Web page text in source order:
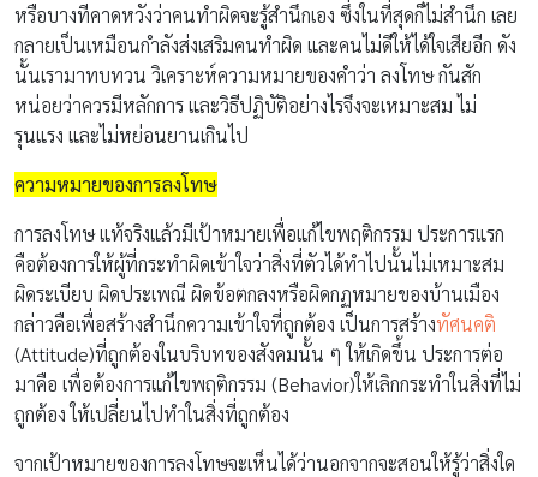
หรือบางทีคาดหวังว่าคนทำผิดจะรู้สำนึกเอง ซึ่งในที่สุดก็ไม่สำนึก เลย
กลายเป็นเหมือนกำลังส่งเสริมคนทำผิด และคนไม่ดีให้ได้ใจเสียอีก ดัง
นั้นเรามาทบทวน วิเคราะห์ความหมายของคำว่า ลงโทษ กันสัก
หน่อยว่าควรมีหลักการ และวิธีปฏิบัติอย่างไรจึงจะเหมาะสม ไม่
รุนแรง และไม่หย่อนยานเกินไป
ความหมายของการลงโทษ
การลงโทษ แท้จริงแล้วมีเป้าหมายเพื่อแก้ไขพฤติกรรม ประการแรก
คือต้องการให้ผู้ที่กระทำผิดเข้าใจว่าสิ่งที่ตัวได้ทำไปนั้นไม่เหมาะสม
ผิดระเบียบ ผิดประเพณี ผิดข้อตกลงหรือผิดกฏหมายของบ้านเมือง
กล่าวคือเพื่อสร้างสำนึกความเข้าใจที่ถูกต้อง เป็นการสร้างทัศนคติ
(Attitude)ที่ถูกต้องในบริบทของสังคมนั้น ๆ ให้เกิดขึ้น ประการต่อ
มาคือ เพื่อต้องการแก้ไขพฤติกรรม (Behavior)ให้เลิกกระทำในสิ่งที่ไม่
ถูกต้อง ให้เปลี่ยนไปทำในสิ่งที่ถูกต้อง
จากเป้าหมายของการลงโทษจะเห็นได้ว่านอกจากจะสอนให้รู้ว่าสิ่งใด